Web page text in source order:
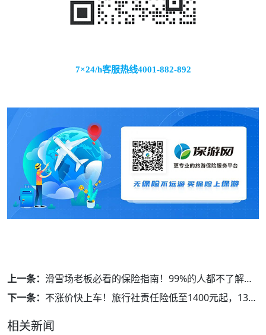
7×24/h客服热线4001-882-892
上一条： 滑雪场老板必看的保险指南！99%的人都不了解这些风险！
下一条： 不涨价快上车！旅行社责任险低至1400元起，13大保障为旅业护航！
相关新闻